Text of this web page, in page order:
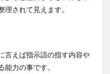
されて見えます。
言えば指示語の指す内容や
力の事です。